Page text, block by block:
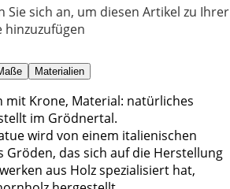
Sie sich an, um diesen Artikel zu Ihrer
hinzuzufügen
Materialien
mit Krone, Material: natürliches
im Grödnertal.
wird von einem italienischen
Gröden, das sich auf die Herstellung
aus Holz spezialisiert hat,